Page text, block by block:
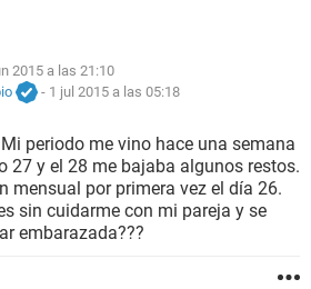
2015 a las 21:10
- 1 jul 2015 a las 05:18
periodo me vino hace una semana
27 y el 28 me bajaba algunos restos.
mensual por primera vez el día 26.
sin cuidarme con mi pareja y se
embarazada???